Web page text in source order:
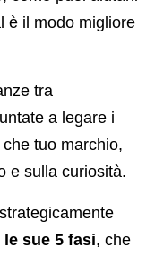
è il modo migliore
tra
a legare i
tuo marchio,
e sulla curiosità.
sue 5 fasi, che